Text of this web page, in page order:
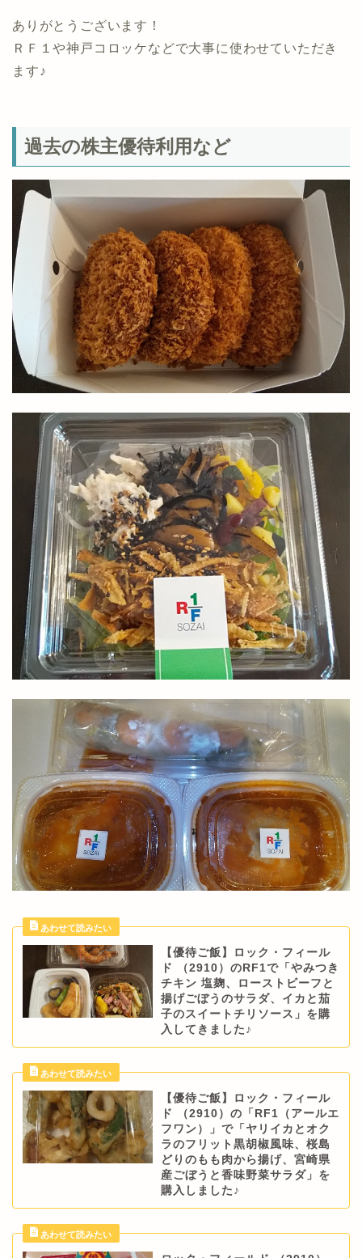
ありがとうございます！
ＲＦ１や神戸コロッケなどで大事に使わせていただき
ます♪
過去の株主優待利用など
【優待ご飯】ロック・フィール
ド （2910）のRF1で「やみつき
チキン 塩麹、ローストビーフと
揚げごぼうのサラダ、イカと茄
子のスイートチリソース」を購
入してきました♪
【優待ご飯】ロック・フィール
ド （2910）の「RF1（アールエ
フワン）」で「ヤリイカとオク
ラのフリット黒胡椒風味、桜島
どりのもも肉から揚げ、宮崎県
産ごぼうと香味野菜サラダ」を
購入しました♪